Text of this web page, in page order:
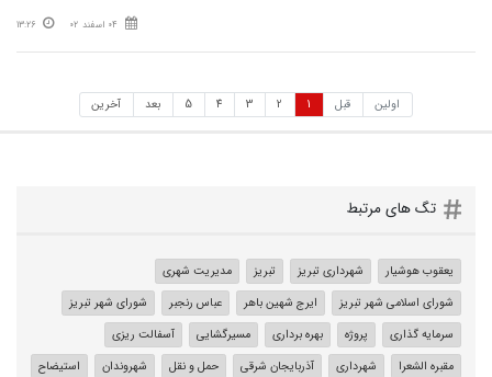
04 اسفند 02 13:26
اولین قبل 1
2
3
4
5 بعد آخرین
تگ های مرتبط
یعقوب هوشیار شهرداری تبریز تبریز
مدیریت شهری
شورای اسلامی شهر تبریز
ایرج شهین باهر عباس رنجبر
شورای شهر تبریز
سرمایه گذاری
پروژه بهره برداری مسیرگشایی
آسفالت ریزی
مقبره الشعرا
شهرداری آذربایجان شرقی حمل و نقل شهروندان
استیضاح